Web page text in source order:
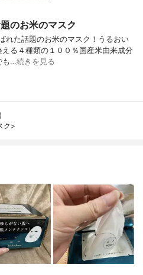
のお米のマスク
れた話題のお米のマスク！うるおい
る４種類の１００％国産米由来成分
も…続きを見る
ク>